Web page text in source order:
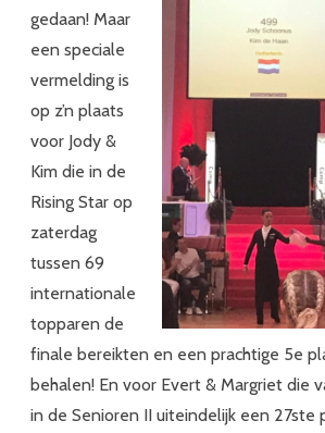
gedaan! Maar
een speciale
vermelding is
op z’n plaats
voor Jody &
Kim die in de
Rising Star op
zaterdag
tussen 69
internationale
topparen de
finale bereikten en een prachtige 5e
behalen! En voor Evert & Margriet die
in de Senioren II uiteindelijk een 27ste